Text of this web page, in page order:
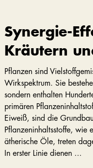
Synergie-
Kräutern
Pflanzen sind
Wirkspektrum. Sie
sondern enthalten
primären
Eiweiß, sind die
Pflanzeninhaltsstoffe, wie
ätherische Öle, treten
In erster Linie dienen ...